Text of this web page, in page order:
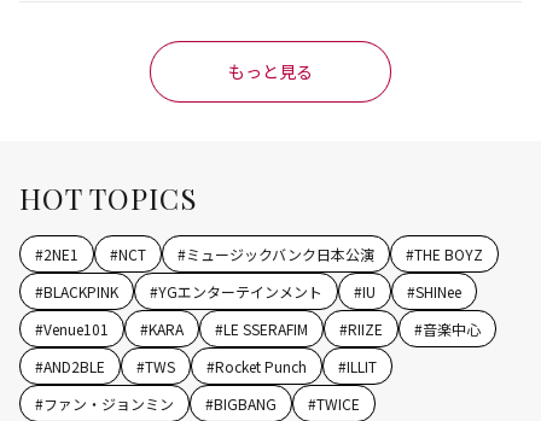
もっと見る
HOT TOPICS
#2NE1 #NCT #ミュージックバンク日本公演 #THE BOYZ
#BLACKPINK #YGエンターテインメント #IU #SHINee
#Venue101 #KARA #LE SSERAFIM #RIIZE #音楽中心
#AND2BLE #TWS #Rocket Punch #ILLIT
#ファン・ジョンミン #BIGBANG #TWICE